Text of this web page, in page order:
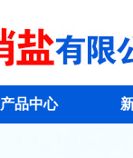
产品中心